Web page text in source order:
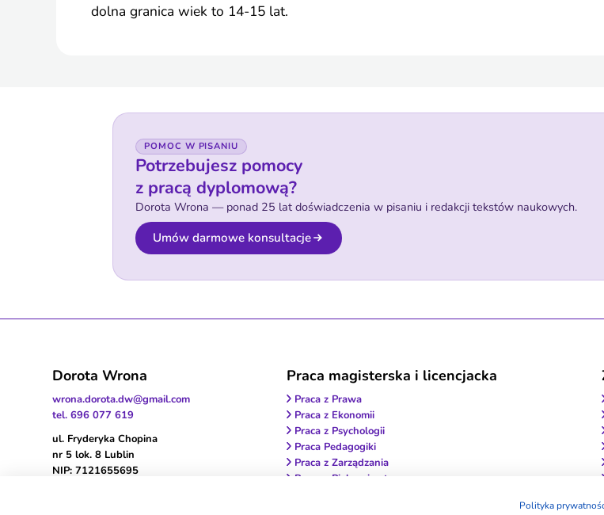
dolna granica wiek to 14-15 lat.
POMOC W PISANIU
Potrzebujesz pomocy
z pracą dyplomową?
Dorota Wrona — ponad 25 lat doświadczenia w pisaniu i redakcji tekstów naukowych.
Umów darmowe konsultacje
Dorota Wrona
wrona.dorota.dw@gmail.com
tel. 696 077 619
ul. Fryderyka Chopina
nr 5 lok. 8 Lublin
NIP: 7121655695
Praca magisterska i licencjacka
Praca z Prawa
Praca z Ekonomii
Praca z Psychologii
Praca Pedagogiki
Praca z Zarządzania
Praca z Pielęgniarstwa
Polityka